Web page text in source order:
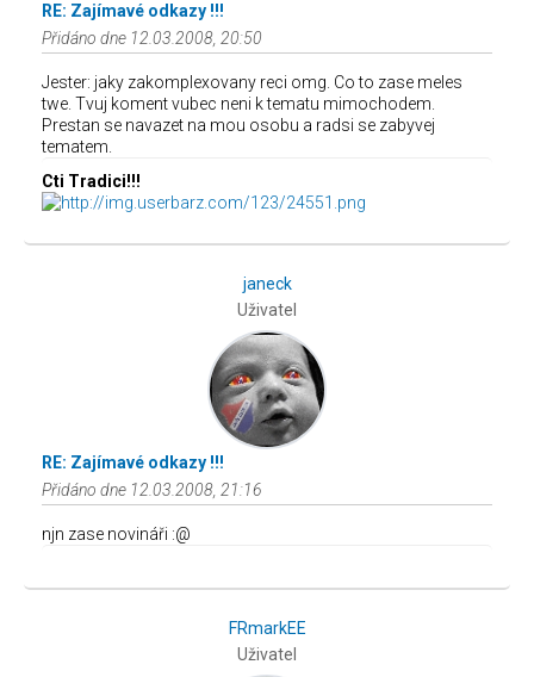
RE: Zajímavé odkazy !!!
Přidáno dne 12.03.2008, 20:50
Jester: jaky zakomplexovany reci omg. Co to zase meles
twe. Tvuj koment vubec neni k tematu mimochodem.
Prestan se navazet na mou osobu a radsi se zabyvej
tematem.
Cti Tradici!!!
janeck
Uživatel
RE: Zajímavé odkazy !!!
Přidáno dne 12.03.2008, 21:16
njn zase novináři :@
FRmarkEE
Uživatel